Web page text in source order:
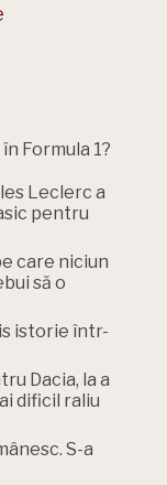
Formula 1?
Leclerc a
pentru
care niciun
să o
istorie într-
Dacia, la a
dificil raliu
S-a